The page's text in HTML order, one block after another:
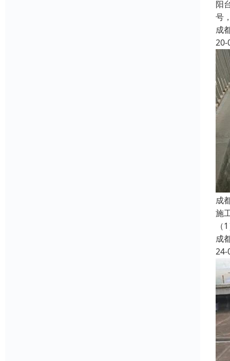
阳
号
成
20-
成
施
成
24-